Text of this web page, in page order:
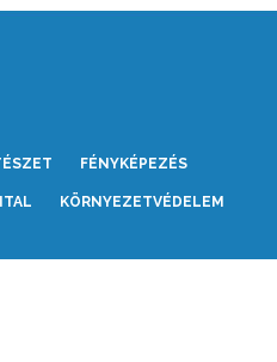
FÉNYKÉPEZÉS
KÖRNYEZETVÉDELEM